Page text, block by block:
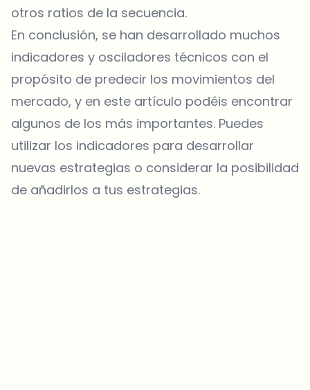
otros ratios de la secuencia.
En conclusión, se han desarrollado muchos
indicadores y osciladores técnicos con el
propósito de predecir los movimientos del
mercado, y en este artículo podéis encontrar
algunos de los más importantes. Puedes
utilizar los indicadores para desarrollar
nuevas estrategias o considerar la posibilidad
de añadirlos a tus estrategias.